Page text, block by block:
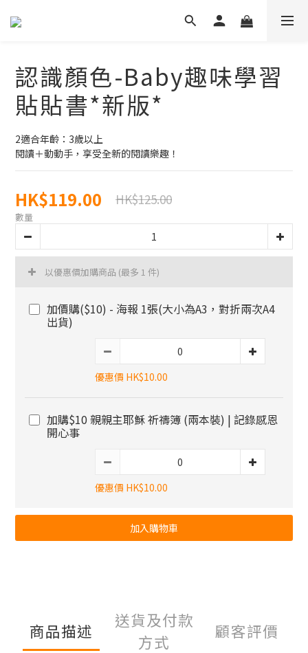
認識顏色-Baby趣味學習
貼貼書*新版*
2適合年齡：3歲以上
閱讀＋動動手，享受全新的閱讀樂趣！
HK$119.00 HK$125.00
數量
以優惠價加購商品 (最多 1 件)
加價購($10) - 海報 1張(大小為A3，對折兩次A4
出貨)
優惠價 HK$10.00
加購$10 親親主耶穌 祈禱簿 (兩本裝) | 記錄感恩
開心事
優惠價 HK$10.00
加入購物車
商品描述
送貨及付款
方式
顧客評價